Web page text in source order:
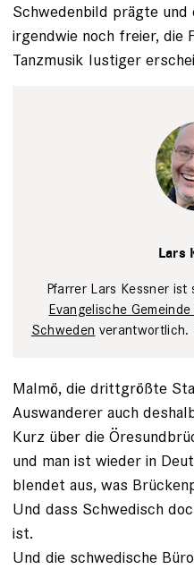
Schwedenbild prägte und
irgendwie noch freier, die
Tanzmusik lustiger
Lars
Pfarrer Lars Kessner
Evangelische
Schweden verantwortlich.
Malmö, die drittgrößte
Auswanderer auch
Kurz über die
und man ist wieder in
blendet aus, was
Und dass Schwedisch
ist.
Und die schwedische